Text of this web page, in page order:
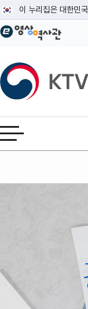
이 누리집은 대한민
공식 누리집 주소
이밖에 or.kr 또는 .kr
운영중인 공식 누리집
KTV국민방송
전체메뉴 열기
본문